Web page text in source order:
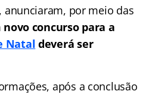
anunciaram, por meio das
novo concurso para a
Natal deverá ser
após a conclusão